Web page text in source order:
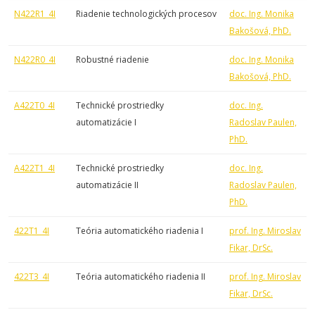
N422R1_4I Riadenie technologických procesov
doc. Ing. Monika
Bakošová, PhD.
N422R0_4I Robustné riadenie
doc. Ing. Monika
Bakošová, PhD.
A422T0_4I
Technické prostriedky
automatizácie I
doc. Ing.
Radoslav Paulen,
PhD.
A422T1_4I
Technické prostriedky
automatizácie II
doc. Ing.
Radoslav Paulen,
PhD.
422T1_4I Teória automatického riadenia I
prof. Ing. Miroslav
Fikar, DrSc.
422T3_4I Teória automatického riadenia II
prof. Ing. Miroslav
Fikar, DrSc.